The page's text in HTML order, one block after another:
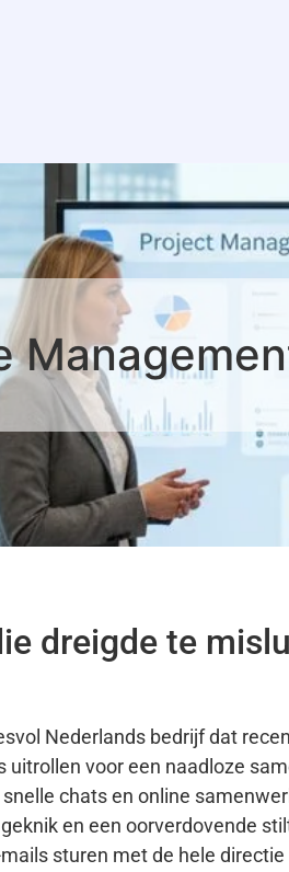
dreigde te
Nederlands bedrijf dat
voor een naadloze
chats en online
en een oorverdovende
sturen met de hele